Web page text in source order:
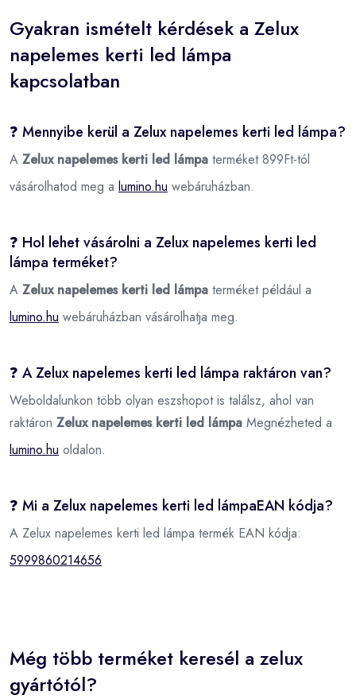
Gyakran ismételt kérdések a Zelux
napelemes kerti led lámpa
kapcsolatban
❓ Mennyibe kerül a Zelux napelemes kerti led lámpa?
A Zelux napelemes kerti led lámpa terméket 899Ft-tól
vásárolhatod meg a lumino.hu webáruházban.
❓ Hol lehet vásárolni a Zelux napelemes kerti led
lámpa terméket?
A Zelux napelemes kerti led lámpa terméket például a
lumino.hu webáruházban vásárolhatja meg.
❓ A Zelux napelemes kerti led lámpa raktáron van?
Weboldalunkon több olyan eszshopot is találsz, ahol van
raktáron Zelux napelemes kerti led lámpa Megnézheted a
lumino.hu oldalon.
❓ Mi a Zelux napelemes kerti led lámpaEAN kódja?
A Zelux napelemes kerti led lámpa termék EAN kódja:
5999860214656
Még több terméket keresél a zelux
gyártótól?